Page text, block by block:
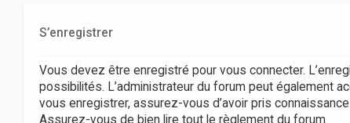
S’enregistrer
Vous devez être enregistré pour vous connecter.
possibilités. L’administrateur du forum peut également
vous enregistrer, assurez-vous d’avoir pris
Assurez-vous de bien lire tout le règlement du forum.